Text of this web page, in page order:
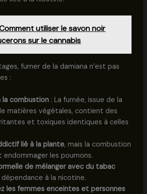
utiliser le savon noir
sur le cannabis
fumer de la damiana n’est pas
:
la combustion: La fumée, issue de la
matières végétales, contient des
et toxiques identiques à celles
lié à la plante, mais la combustion
endommager les poumons.
de mélanger avec du tabac
à la nicotine.
les femmes enceintes et personnes